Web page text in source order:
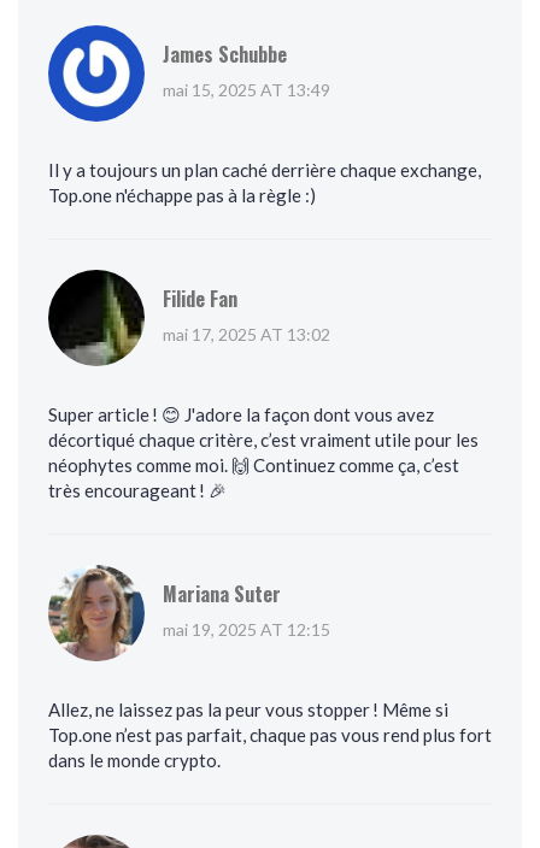
James Schubbe
mai 15, 2025 AT 13:49
Il y a toujours un plan caché derrière chaque exchange,
Top.one n'échappe pas à la règle :)
Filide Fan
mai 17, 2025 AT 13:02
Super article ! 😊 J'adore la façon dont vous avez
décortiqué chaque critère, c’est vraiment utile pour les
néophytes comme moi. 🙌 Continuez comme ça, c’est
très encourageant ! 🎉
Mariana Suter
mai 19, 2025 AT 12:15
Allez, ne laissez pas la peur vous stopper ! Même si
Top.one n’est pas parfait, chaque pas vous rend plus fort
dans le monde crypto.